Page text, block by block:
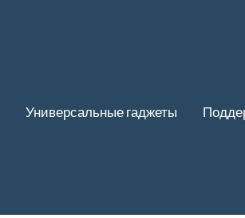
Универсальные гаджеты